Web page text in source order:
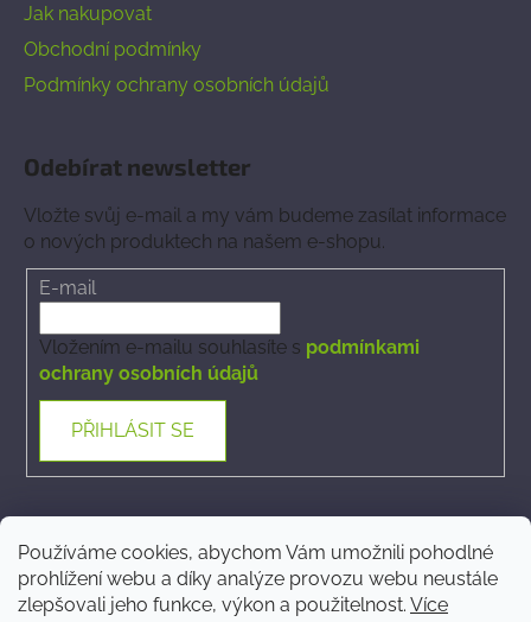
Používáme cookies, abychom Vám umožnili pohodlné
prohlížení webu a díky analýze provozu webu neustále
zlepšovali jeho funkce, výkon a použitelnost. Více
Jak nakupovat
Obchodní podmínky
Podmínky ochrany osobních údajů
Odebírat newsletter
Vložte svůj e-mail a my vám budeme zasílat informace
o nových produktech na našem e-shopu.
E-mail
Vložením e-mailu souhlasíte s podmínkami
ochrany osobních údajů
PŘIHLÁSIT SE
Kontakt
ecommerce@phytovet.cz